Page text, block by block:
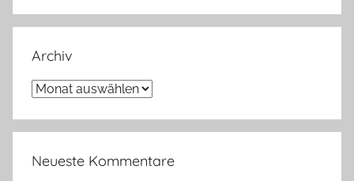
Archiv
Archiv
Neueste Kommentare